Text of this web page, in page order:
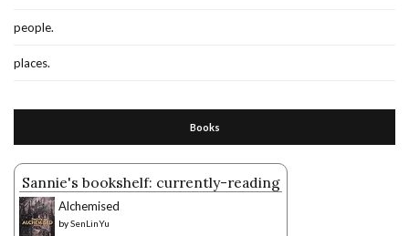
people.
places.
Books
Sannie's bookshelf: currently-reading
Alchemised
bySenLinYu